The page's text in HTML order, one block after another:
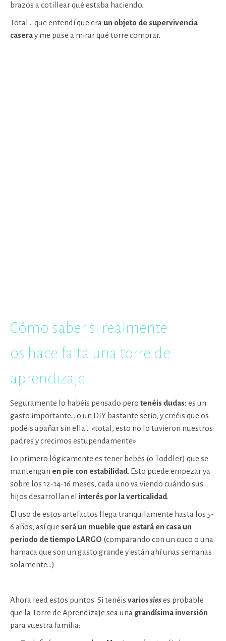
brazos a cotillear qué estaba haciendo.
Total… que entendí que era un objeto de supervivencia
caseray me puse a mirar qué torre comprar.
Cómo saber si realmente
os hace falta una torre de
aprendizaje
Seguramente lo habéis pensado pero tenéis dudas: es un
gasto importante… o un DIY bastante serio, y creéis que os
podéis apañar sin ella… «total, esto no lo tuvieron nuestros
padres y crecimos estupendamente»
Lo primero lógicamente es tener bebés (o Toddler) que se
mantengan en pie con estabilidad. Esto puede empezar ya
sobre los 12-14-16 meses, cada uno va viendo cuándo sus
hijos desarrollan el interés por la verticalidad.
El uso de estos artefactos llega tranquilamente hasta los 5-
6 años, así que será un mueble que estará en casa un
periodo de tiempo LARGO (comparando con un cuco o una
hamaca que son un gasto grande y están ahí unas semanas
solamente…)
Ahora leed estos puntos. Si tenéis variossíeses probable
que la Torre de Aprendizaje sea una grandísima inversión
para vuestra familia: